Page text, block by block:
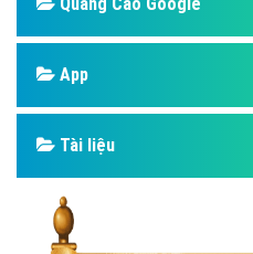
Quảng Cáo Google
App
Tài liệu